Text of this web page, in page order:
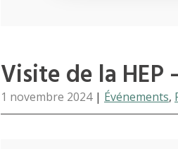
Visite de la HEP
1 novembre 2024| Événements,